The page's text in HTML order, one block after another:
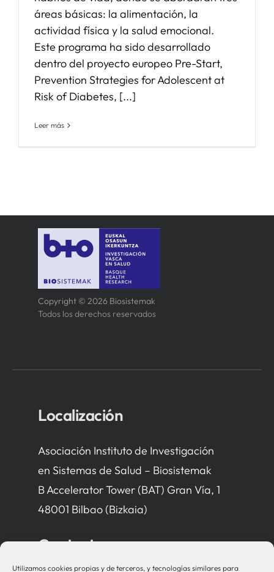
Utilizamos cookies propias y de terceros, y tecnologías similares para
áreas básicas: la alimentación, la
actividad física y la salud emocional.
Este programa ha sido desarrollado
dentro del proyecto europeo Pre-Start,
Prevention Strategies for Adolescent at
Risk of Diabetes, [...]
Leer más
Copyright © 2026 Biosistemak
Todos los derechos reservados
Localización
Asociación Instituto de Investigación
en Sistemas de Salud – Biosistemak
B Accelerator Tower (BAT) Gran Vía, 1
48001 Bilbao (Bizkaia)
Contacto